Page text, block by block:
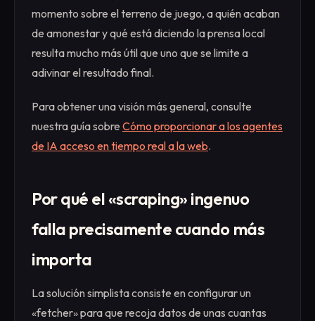
momento sobre el terreno de juego, a quién acaban
de amonestar y qué está diciendo la prensa local
resulta mucho más útil que uno que se limite a
adivinar el resultado final.
Para obtener una visión más general, consulte
nuestra guía sobre Cómo proporcionar a los agentes
de IA acceso en tiempo real a la web.
Por qué el «scraping» ingenuo
falla precisamente cuando más
importa
La solución simplista consiste en configurar un
«fetcher» para que recoja datos de unas cuantas